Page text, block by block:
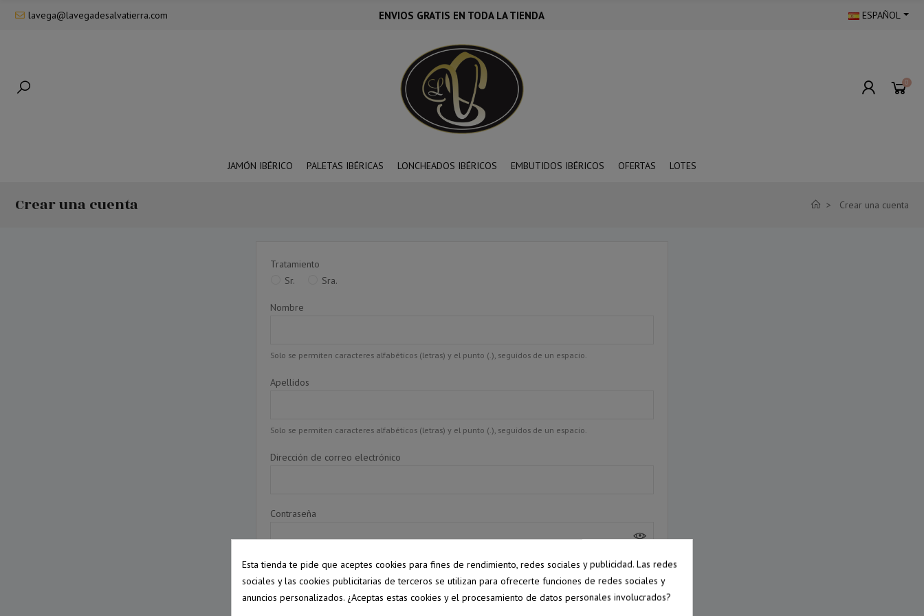
lavega@lavegadesalvatierra.com ENVIOS GRATIS EN TODA LA TIENDA ESPAÑOL
0
JAMÓN IBÉRICO PALETAS IBÉRICAS LONCHEADOS IBÉRICOS EMBUTIDOS IBÉRICOS OFERTAS LOTES
Crear una cuenta Crear una cuenta
Tratamiento
Sr.
Sra.
Nombre
Solo se permiten caracteres alfabéticos (letras) y el punto (.), seguidos de un espacio.
Apellidos
Solo se permiten caracteres alfabéticos (letras) y el punto (.), seguidos de un espacio.
Dirección de correo electrónico
Contraseña
Fecha de nacimiento(Opcional)
Esta tienda te pide que aceptes cookies para fines de rendimiento, redes sociales y publicidad. Las redes
sociales y las cookies publicitarias de terceros se utilizan para ofrecerte funciones de redes sociales y
anuncios personalizados. ¿Aceptas estas cookies y el procesamiento de datos personales involucrados?